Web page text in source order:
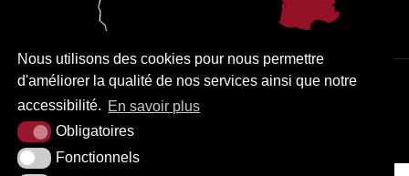
Nous utilisons des cookies pour nous permettre
d'améliorer la qualité de nos services ainsi que notre
accessibilité. En savoir plus
Obligatoires
Fonctionnels
PLAN DU SITE MENTIONS LÉGALES ACCESSIBILITÉ